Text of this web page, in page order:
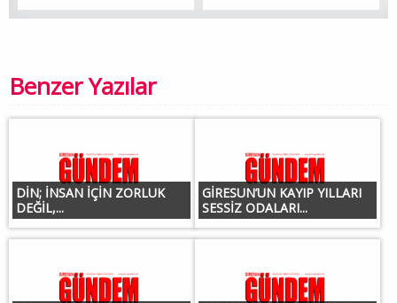
Benzer Yazılar
DİN; İNSAN İÇİN ZORLUK
DEĞİL,...
GİRESUN’UN KAYIP YILLARI
SESSİZ ODALARI...